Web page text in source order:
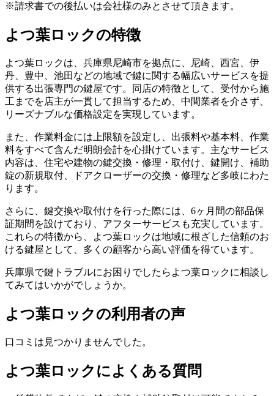
※請求書での後払いは会社様のみとさせて頂きます。
よつ葉ロックの特徴
よつ葉ロックは、兵庫県尼崎市を拠点に、尼崎、西宮、伊
丹、豊中、池田などの地域で鍵に関する幅広いサービスを提
供する出張専門の鍵屋です。同店の特徴として、受付から施
工までを店主が一貫して担当するため、中間業者を介さず、
リーズナブルな価格設定を実現しています。
また、作業料金には上限額を設定し、出張料や基本料、作業
料をすべて含んだ明朗会計を心掛けています。主なサービス
内容は、住宅や建物の鍵交換・修理・取付け、鍵開け、補助
錠の新規取付、ドアクローザーの交換・修理など多岐にわた
ります。
さらに、鍵交換や取付けを行った際には、6ヶ月間の部品保
証期間を設けており、アフターサービスも充実しています。
これらの特徴から、よつ葉ロックは地域に根ざした信頼のお
ける鍵屋として、多くの顧客から高い評価を得ています。
兵庫県で鍵トラブルにお困りでしたらよつ葉ロックに相談し
てみてはいかがでしょうか。
よつ葉ロックの利用者の声
口コミは見つかりませんでした。
よつ葉ロックによくある質問